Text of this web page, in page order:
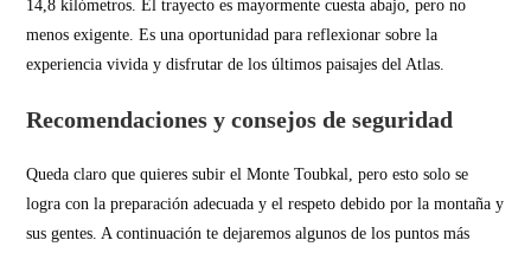
14,8 kilómetros. El trayecto es mayormente cuesta abajo, pero no
menos exigente. Es una oportunidad para reflexionar sobre la
experiencia vivida y disfrutar de los últimos paisajes del Atlas.
Recomendaciones y consejos de seguridad
Queda claro que quieres subir el Monte Toubkal, pero esto solo se
logra con la preparación adecuada y el respeto debido por la montaña y
sus gentes. A continuación te dejaremos algunos de los puntos más